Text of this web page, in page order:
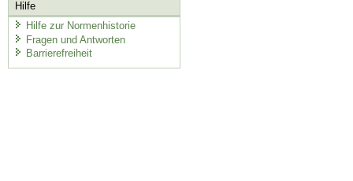
Hilfe
Hilfe zur Normenhistorie
Fragen und Antworten
Barrierefreiheit